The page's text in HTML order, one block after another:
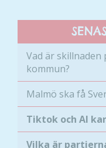
Vad är skillnaden
kommun?
Malmö ska få
Tiktok och AI
Vilka är